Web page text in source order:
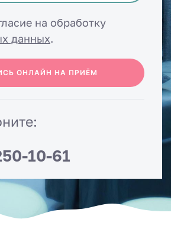
на обработку
данных.
ОНЛАЙН НА ПРИЁМ
10-61